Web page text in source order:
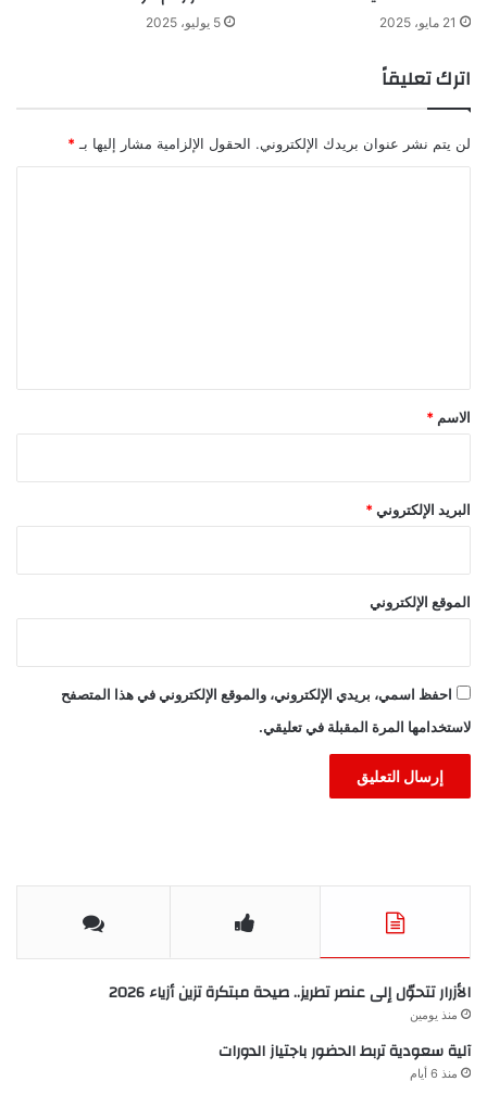
21 مايو، 2025 5 يوليو، 2025
اترك تعليقاً
لن يتم نشر عنوان بريدك الإلكتروني. الحقول الإلزامية مشار إليها بـ *
*
الاسم *
البريد الإلكتروني *
الموقع الإلكتروني
احفظ اسمي، بريدي الإلكتروني، والموقع الإلكتروني في هذا المتصفح
لاستخدامها المرة المقبلة في تعليقي.
الأزرار تتحوّل إلى عنصر تطريز.. صيحة مبتكرة تزين أزياء 2026
منذ يومين
آلية سعودية تربط الحضور باجتياز الدورات
منذ 6 أيام